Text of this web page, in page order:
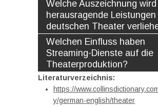
Welche Auszeichnung
herausragende Leistungen
deutschen Theater
Welchen Einfluss haben
Streaming-Dienste auf die
Theaterproduktion?
Literaturverzeichnis:
https://
y/german-english/theater